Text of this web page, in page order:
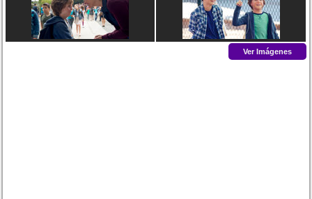
Ver Imágenes